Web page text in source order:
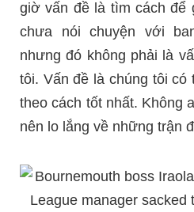
giờ vấn đề là tìm cách để
chưa nói chuyện với
nhưng đó không phải là
tôi. Vấn đề là chúng tôi có
theo cách tốt nhất. Không
nên lo lắng về những trận